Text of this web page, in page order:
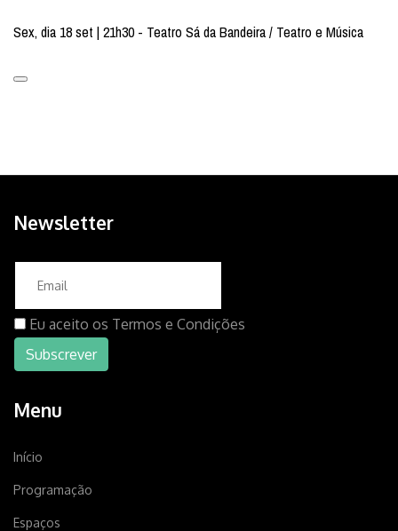
Sex, dia 18 set | 21h30 - Teatro Sá da Bandeira / Teatro e Música
Newsletter
Eu aceito os Termos e Condições
Menu
Início
Programação
Espaços